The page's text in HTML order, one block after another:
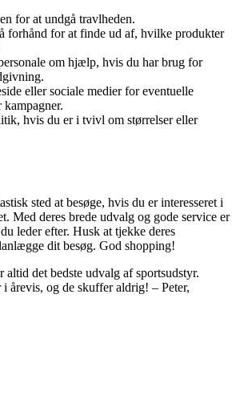
for at undgå travlheden.
forhånd for at finde ud af, hvilke produkter
om hjælp, hvis du har brug for
eller sociale medier for eventuelle
hvis du er i tvivl om størrelser eller
sted at besøge, hvis du er interesseret i
Med deres brede udvalg og gode service er
leder efter. Husk at tjekke deres
dit besøg. God shopping!
altid det bedste udvalg af sportsudstyr.
i årevis, og de skuffer aldrig! – Peter,